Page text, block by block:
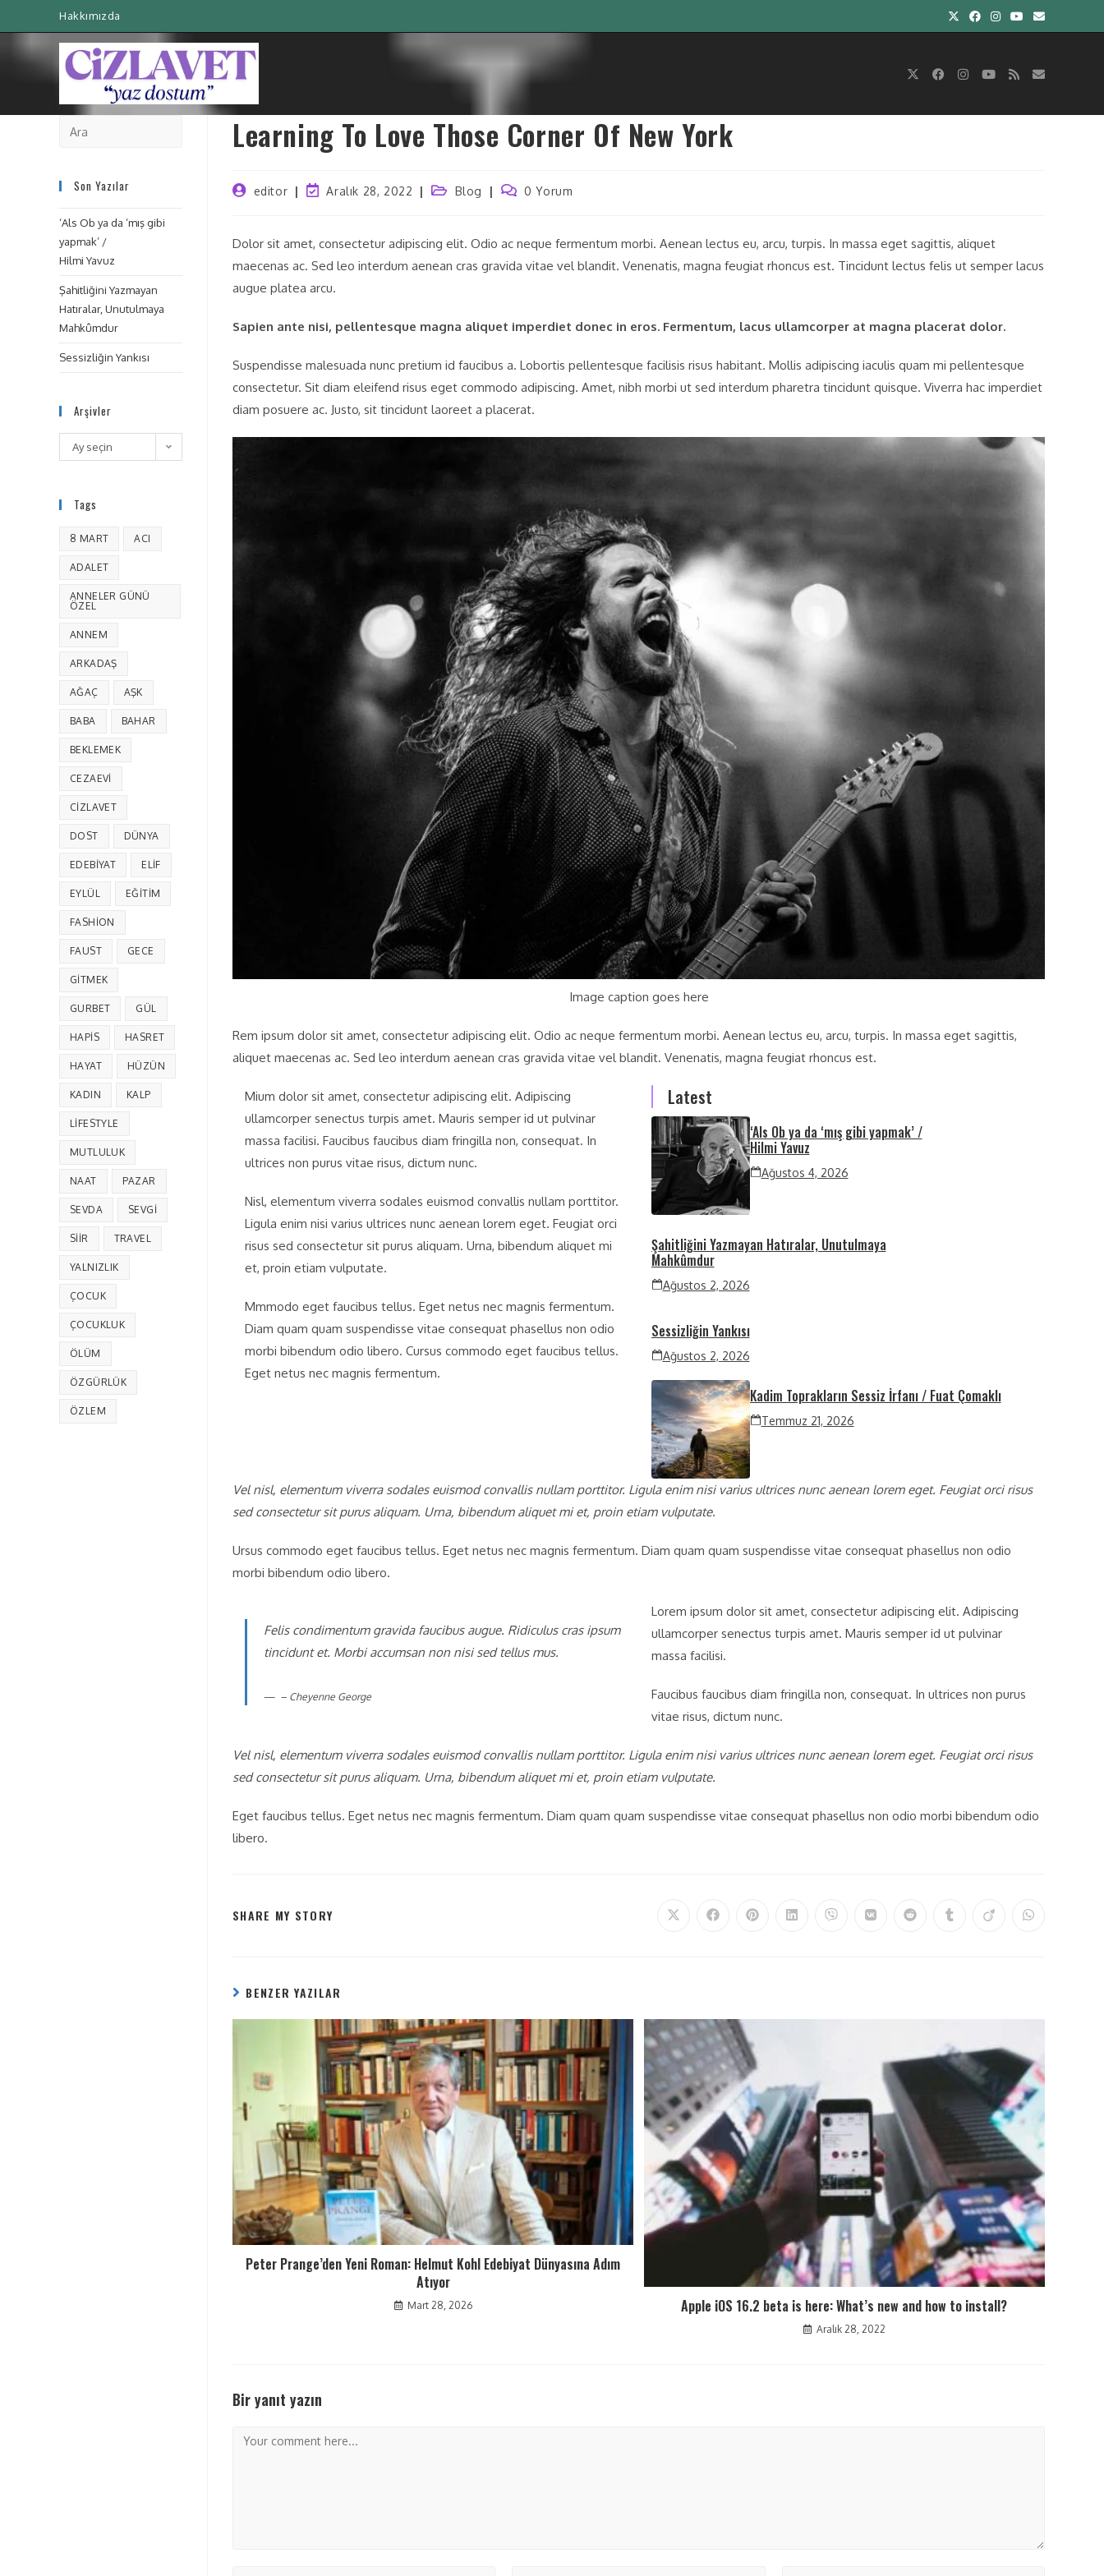
Hakkımızda
Learning To Love Those Corner Of New York
editor Aralık 28, 2022 Blog 0 Yorum
Dolor sit amet, consectetur adipiscing elit. Odio ac neque fermentum morbi. Aenean lectus eu, arcu, turpis. In massa eget sagittis, aliquet
maecenas ac. Sed leo interdum aenean cras gravida vitae vel blandit. Venenatis, magna feugiat rhoncus est. Tincidunt lectus felis ut semper lacus
augue platea arcu.
Sapien ante nisi, pellentesque magna aliquet imperdiet donec in eros. Fermentum, lacus ullamcorper at magna placerat dolor.
Suspendisse malesuada nunc pretium id faucibus a. Lobortis pellentesque facilisis risus habitant. Mollis adipiscing iaculis quam mi pellentesque
consectetur. Sit diam eleifend risus eget commodo adipiscing. Amet, nibh morbi ut sed interdum pharetra tincidunt quisque. Viverra hac imperdiet
diam posuere ac. Justo, sit tincidunt laoreet a placerat.
Image caption goes here
Rem ipsum dolor sit amet, consectetur adipiscing elit. Odio ac neque fermentum morbi. Aenean lectus eu, arcu, turpis. In massa eget sagittis,
aliquet maecenas ac. Sed leo interdum aenean cras gravida vitae vel blandit. Venenatis, magna feugiat rhoncus est.
Mium dolor sit amet, consectetur adipiscing elit. Adipiscing
ullamcorper senectus turpis amet. Mauris semper id ut pulvinar
massa facilisi. Faucibus faucibus diam fringilla non, consequat. In
ultrices non purus vitae risus, dictum nunc.
Nisl, elementum viverra sodales euismod convallis nullam porttitor.
Ligula enim nisi varius ultrices nunc aenean lorem eget. Feugiat orci
risus sed consectetur sit purus aliquam. Urna, bibendum aliquet mi
et, proin etiam vulputate.
Mmmodo eget faucibus tellus. Eget netus nec magnis fermentum.
Diam quam quam suspendisse vitae consequat phasellus non odio
morbi bibendum odio libero. Cursus commodo eget faucibus tellus.
Eget netus nec magnis fermentum.
Latest
‘Als Ob ya da ‘mış gibi yapmak’ /
Hilmi Yavuz
Ağustos 4, 2026
Şahitliğini Yazmayan Hatıralar, Unutulmaya
Mahkûmdur
Ağustos 2, 2026
Sessizliğin Yankısı
Ağustos 2, 2026
Kadim Toprakların Sessiz İrfanı / Fuat Çomaklı
Temmuz 21, 2026
Vel nisl, elementum viverra sodales euismod convallis nullam porttitor. Ligula enim nisi varius ultrices nunc aenean lorem eget. Feugiat orci risus
sed consectetur sit purus aliquam. Urna, bibendum aliquet mi et, proin etiam vulputate.
Ursus commodo eget faucibus tellus. Eget netus nec magnis fermentum. Diam quam quam suspendisse vitae consequat phasellus non odio
morbi bibendum odio libero.
Felis condimentum gravida faucibus augue. Ridiculus cras ipsum
tincidunt et. Morbi accumsan non nisi sed tellus mus.
– Cheyenne George
Lorem ipsum dolor sit amet, consectetur adipiscing elit. Adipiscing
ullamcorper senectus turpis amet. Mauris semper id ut pulvinar
massa facilisi.
Faucibus faucibus diam fringilla non, consequat. In ultrices non purus
vitae risus, dictum nunc.
Vel nisl, elementum viverra sodales euismod convallis nullam porttitor. Ligula enim nisi varius ultrices nunc aenean lorem eget. Feugiat orci risus
sed consectetur sit purus aliquam. Urna, bibendum aliquet mi et, proin etiam vulputate.
Eget faucibus tellus. Eget netus nec magnis fermentum. Diam quam quam suspendisse vitae consequat phasellus non odio morbi bibendum odio
libero.
SHARE MY STORY
BENZER YAZILAR
Peter Prange’den Yeni Roman: Helmut Kohl Edebiyat Dünyasına Adım
Atıyor
Mart 28, 2026 Apple iOS 16.2 beta is here: What’s new and how to install?
Aralık 28, 2022
Bir yanıt yazın
Son Yazılar
‘Als Ob ya da ‘mış gibi
yapmak’ /
Hilmi Yavuz
Şahitliğini Yazmayan
Hatıralar, Unutulmaya
Mahkûmdur
Sessizliğin Yankısı
Arşivler
Ay seçin
Tags
8 MART ACI
ADALET
ANNELER GÜNÜ
ÖZEL
ANNEM
ARKADAŞ
AĞAÇ AŞK
BABA BAHAR
BEKLEMEK
CEZAEVI
CIZLAVET
DOST DÜNYA
EDEBIYAT ELIF
EYLÜL EĞITIM
FASHION
FAUST GECE
GITMEK
GURBET GÜL
HAPIS HASRET
HAYAT HÜZÜN
KADIN KALP
LIFESTYLE
MUTLULUK
NAAT PAZAR
SEVDA SEVGI
SIIR TRAVEL
YALNIZLIK
ÇOCUK
ÇOCUKLUK
ÖLÜM
ÖZGÜRLÜK
ÖZLEM